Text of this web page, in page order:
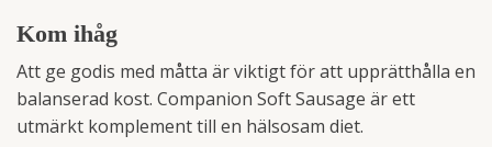
Kom ihåg
Att ge godis med måtta är viktigt för att upprätthålla en
balanserad kost. Companion Soft Sausage är ett
utmärkt komplement till en hälsosam diet.